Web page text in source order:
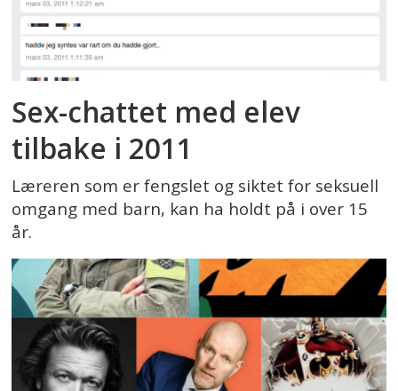
Sex-chattet med elev
tilbake i 2011
Læreren som er fengslet og siktet for seksuell
omgang med barn, kan ha holdt på i over 15
år.